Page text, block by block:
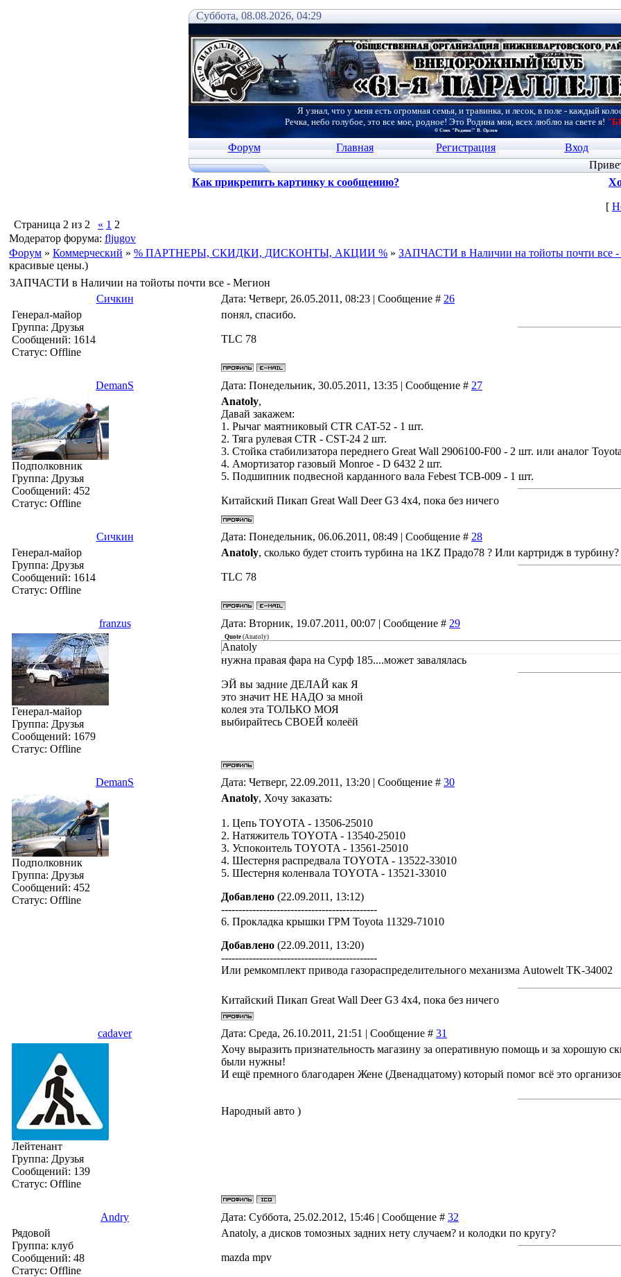
Суббота, 08.08.2026, 04:29
Я узнал, что у меня есть огромная семья, и травинка, и лесок, в поле - каждый
Речка, небо голубое, это все мое, родное! Это Родина моя, всех люблю на свете я!
© Стих "Родина!" В. Орлов
Форум Главная Регистрация
Вход
Как прикрепить картинку к сообщению?
[
Страница 2 из 2 « 1 2
Модератор форума: fljugov
Форум » Коммерческий » % ПАРТНЕРЫ, СКИДКИ, ДИСКОНТЫ, АКЦИИ % » ЗАПЧАСТИ в Наличии на тойоты почти все
красивые цены.)
ЗАПЧАСТИ в Наличии на тойоты почти все - Мегион
Сичкин
Дата: Четверг, 26.05.2011, 08:23 | Сообщение # 26
Генерал-майор
Группа: Друзья
Сообщений: 1614
Статус: Offline
понял, спасибо.
TLC 78
DemanS Дата: Понедельник, 30.05.2011, 13:35 | Сообщение # 27
Подполковник
Группа: Друзья
Сообщений: 452
Статус: Offline
Anatoly,
Давай закажем:
1. Рычаг маятниковый CTR CAT-52 - 1 шт.
2. Тяга рулевая CTR - CST-24 2 шт.
3. Стойка стабилизатора переднего Great Wall 2906100-F00 - 2 шт. или аналог
4. Амортизатор газовый Monroe - D 6432 2 шт.
5. Подшипник подвесной карданного вала Febest TCB-009 - 1 шт.
Китайский Пикап Great Wall Deer G3 4x4, пока без ничего
Сичкин Дата: Понедельник, 06.06.2011, 08:49 | Сообщение # 28
Генерал-майор
Группа: Друзья
Сообщений: 1614
Статус: Offline
Anatoly, сколько будет стоить турбина на 1KZ Прадо78 ? Или картридж в турбину?
TLC 78
franzus Дата: Вторник, 19.07.2011, 00:07 | Сообщение # 29
Генерал-майор
Группа: Друзья
Сообщений: 1679
Статус: Offline
Quote (Anatoly)
Anatoly
нужна правая фара на Сурф 185....может завалялась
ЭЙ вы задние ДЕЛАЙ как Я
это значит НЕ НАДО за мной
колея эта ТОЛЬКО МОЯ
выбирайтесь СВОЕЙ колеёй
DemanS Дата: Четверг, 22.09.2011, 13:20 | Сообщение # 30
Подполковник
Группа: Друзья
Сообщений: 452
Статус: Offline
Anatoly, Хочу заказать:
1. Цепь TOYOTA - 13506-25010
2. Натяжитель TOYOTA - 13540-25010
3. Успокоитель TOYOTA - 13561-25010
4. Шестерня распредвала TOYOTA - 13522-33010
5. Шестерня коленвала TOYOTA - 13521-33010
Добавлено (22.09.2011, 13:12)
---------------------------------------------
6. Прокладка крышки ГРМ Toyota 11329-71010
Добавлено (22.09.2011, 13:20)
---------------------------------------------
Или ремкомплект привода газораспределительного механизма Autowelt TK-34002
Китайский Пикап Great Wall Deer G3 4x4, пока без ничего
cadaver Дата: Среда, 26.10.2011, 21:51 | Сообщение # 31
Лейтенант
Группа: Друзья
Сообщений: 139
Статус: Offline
Хочу выразить признательность магазину за оперативную помощь и за хорошую
были нужны!
И ещё премного благодарен Жене (Двенадцатому) который помог всё это
Народный авто )
Andry Дата: Суббота, 25.02.2012, 15:46 | Сообщение # 32
Рядовой
Группа: клуб
Сообщений: 48
Статус: Offline
Anatoly, а дисков томозных задних нету случаем? и колодки по кругу?
mazda mpv